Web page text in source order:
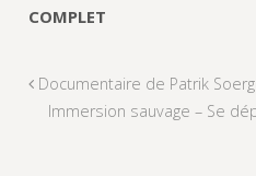
COMPLET
Documentaire de Patrik
Immersion sauvage – Se